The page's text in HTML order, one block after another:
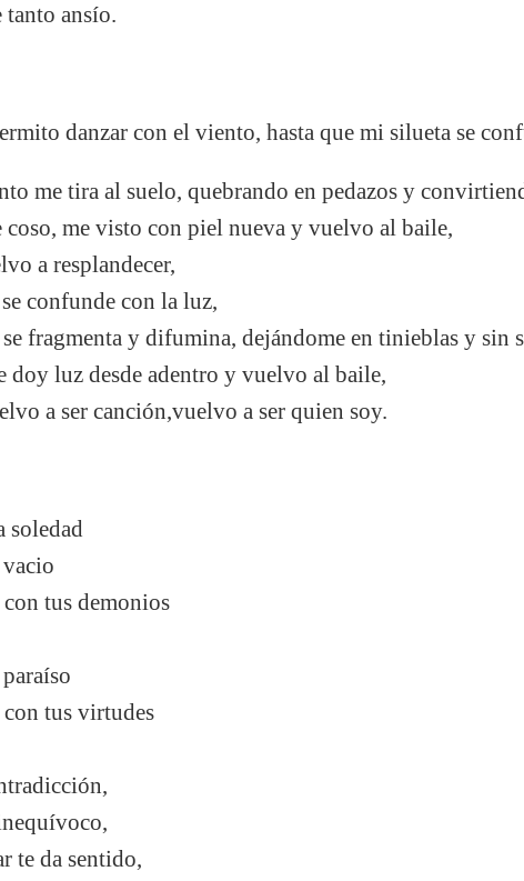
tanto ansío.
danzar con el viento, hasta que mi silueta se
me tira al suelo, quebrando en pedazos y
coso, me visto con piel nueva y vuelvo al baile,
a resplandecer,
confunde con la luz,
fragmenta y difumina, dejándome en tinieblas y sin
doy luz desde adentro y vuelvo al baile,
a ser canción,vuelvo a ser quien soy.
soledad
tus demonios
con tus virtudes
te da sentido,